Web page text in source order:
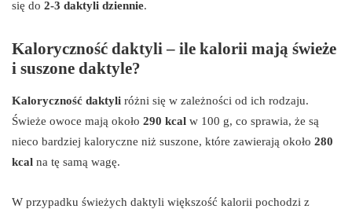
się do 2-3 daktyli dziennie.
Kaloryczność daktyli – ile kalorii mają świeże
i suszone daktyle?
Kaloryczność daktyli różni się w zależności od ich rodzaju.
Świeże owoce mają około 290 kcal w 100 g, co sprawia, że są
nieco bardziej kaloryczne niż suszone, które zawierają około 280
kcal na tę samą wagę.
W przypadku świeżych daktyli większość kalorii pochodzi z